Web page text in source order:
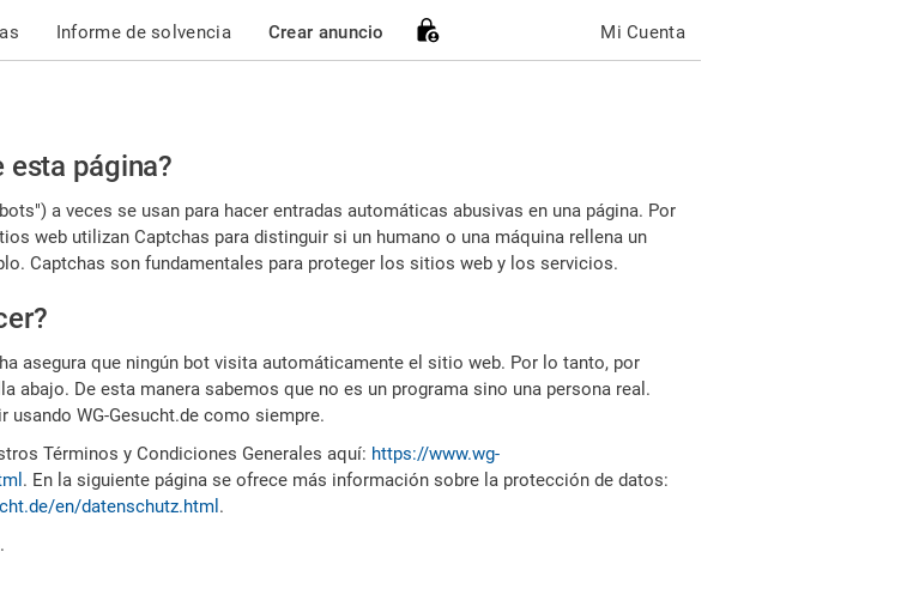
Informe de solvencia Crear anuncio Mi Cuenta
esta página?
a veces se usan para hacer entradas automáticas abusivas en una página. Por
web utilizan Captchas para distinguir si un humano o una máquina rellena un
Captchas son fundamentales para proteger los sitios web y los servicios.
asegura que ningún bot visita automáticamente el sitio web. Por lo tanto, por
abajo. De esta manera sabemos que no es un programa sino una persona real.
usando WG-Gesucht.de como siempre.
Términos y Condiciones Generales aquí: https://www.wg-
. En la siguiente página se ofrece más información sobre la protección de datos:
en/datenschutz.html .